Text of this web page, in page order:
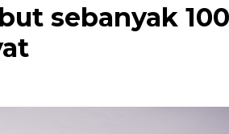
sebanyak